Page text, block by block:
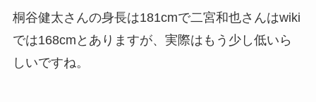
桐谷健太さんの身長は181cmで二宮和也さんはwiki
では168cmとありますが、実際はもう少し低いら
しいですね。